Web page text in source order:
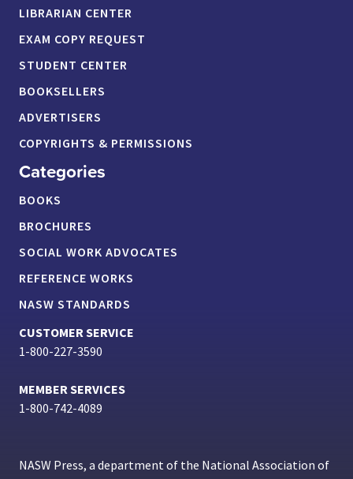
LIBRARIAN CENTER
EXAM COPY REQUEST
STUDENT CENTER
BOOKSELLERS
ADVERTISERS
COPYRIGHTS & PERMISSIONS
Categories
BOOKS
BROCHURES
SOCIAL WORK ADVOCATES
REFERENCE WORKS
NASW STANDARDS
CUSTOMER SERVICE
1-800-227-3590
MEMBER SERVICES
1-800-742-4089
NASW Press, a department of the National Association of